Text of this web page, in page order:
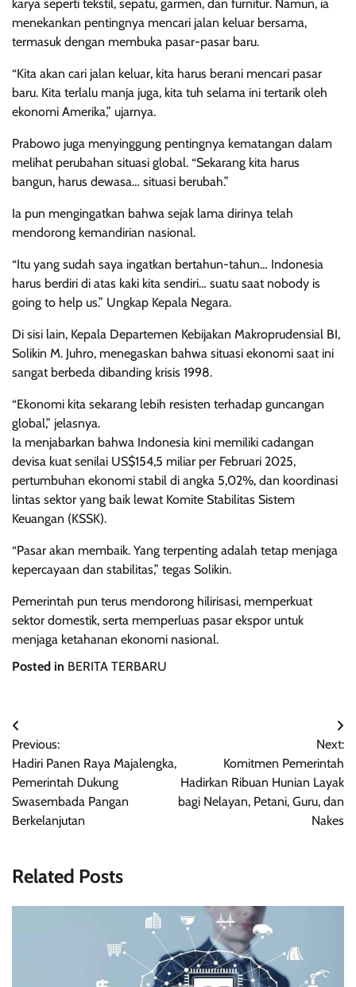
karya seperti tekstil, sepatu, garmen, dan furnitur. Namun, ia
menekankan pentingnya mencari jalan keluar bersama,
termasuk dengan membuka pasar-pasar baru.
“Kita akan cari jalan keluar, kita harus berani mencari pasar
baru. Kita terlalu manja juga, kita tuh selama ini tertarik oleh
ekonomi Amerika,” ujarnya.
Prabowo juga menyinggung pentingnya kematangan dalam
melihat perubahan situasi global. “Sekarang kita harus
bangun, harus dewasa… situasi berubah.”
Ia pun mengingatkan bahwa sejak lama dirinya telah
mendorong kemandirian nasional.
“Itu yang sudah saya ingatkan bertahun-tahun… Indonesia
harus berdiri di atas kaki kita sendiri… suatu saat nobody is
going to help us.” Ungkap Kepala Negara.
Di sisi lain, Kepala Departemen Kebijakan Makroprudensial BI,
Solikin M. Juhro, menegaskan bahwa situasi ekonomi saat ini
sangat berbeda dibanding krisis 1998.
“Ekonomi kita sekarang lebih resisten terhadap guncangan
global,” jelasnya.
Ia menjabarkan bahwa Indonesia kini memiliki cadangan
devisa kuat senilai US$154,5 miliar per Februari 2025,
pertumbuhan ekonomi stabil di angka 5,02%, dan koordinasi
lintas sektor yang baik lewat Komite Stabilitas Sistem
Keuangan (KSSK).
“Pasar akan membaik. Yang terpenting adalah tetap menjaga
kepercayaan dan stabilitas,” tegas Solikin.
Pemerintah pun terus mendorong hilirisasi, memperkuat
sektor domestik, serta memperluas pasar ekspor untuk
menjaga ketahanan ekonomi nasional.
Posted in BERITA TERBARU
Navigasi
pos
Previous:
Hadiri Panen Raya Majalengka,
Pemerintah Dukung
Swasembada Pangan
Berkelanjutan
Next:
Komitmen Pemerintah
Hadirkan Ribuan Hunian Layak
bagi Nelayan, Petani, Guru, dan
Nakes
Related Posts